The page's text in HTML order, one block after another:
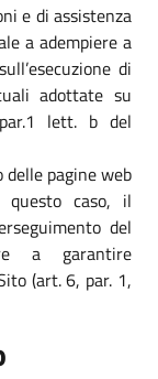
e di assistenza
a adempiere a
di
adottate su
lett. b del
pagine web
caso, il
del
a garantire
(art. 6, par. 1,